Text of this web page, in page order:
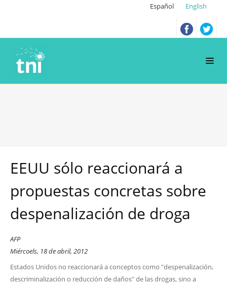
Español English
EEUU sólo reaccionará a
propuestas concretas sobre
despenalización de droga
AFP
Miércoels, 18 de abril, 2012
Estados Unidos no reaccionará a conceptos como "despenalización,
descriminalización o reducción de daños" de las drogas, sino a